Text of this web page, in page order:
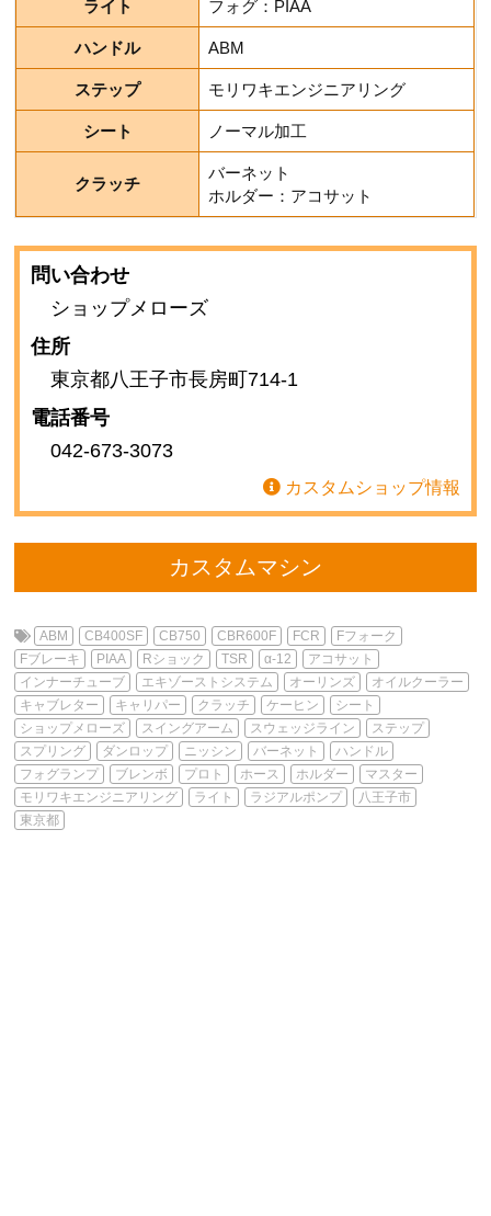
ライト フォグ：PIAA
ハンドル ABM
ステップ モリワキエンジニアリング
シート ノーマル加工
クラッチ
バーネット
ホルダー：アコサット
問い合わせ
ショップメローズ
住所
東京都八王子市長房町714-1
電話番号
042-673-3073
カスタムショップ情報
カスタムマシン
ABM CB400SF CB750 CBR600F FCR
Fフォーク
Fブレーキ
PIAA Rショック TSR α-12
アコサット
インナーチューブ
エキゾーストシステム オーリンズ
オイルクーラー
キャブレター
キャリパー クラッチ ケーヒン
シート
ショップメローズ
スイングアーム スウェッジライン
ステップ
スプリング
ダンロップ ニッシン バーネット
ハンドル
フォグランプ
ブレンボ プロト ホース ホルダー
マスター
モリワキエンジニアリング
ライト ラジアルポンプ
八王子市
東京都